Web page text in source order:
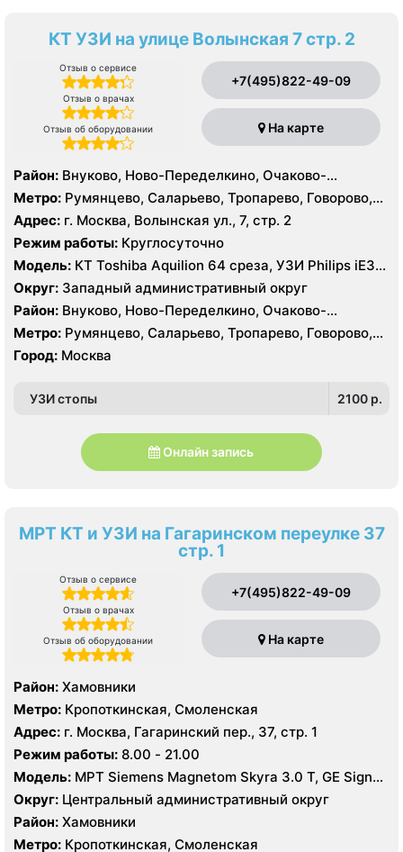
КТ УЗИ на улице Волынская 7 стр. 2
Отзыв о сервисе
Отзыв о врачах
Отзыв об оборудовании
+7(495)822-49-09
На карте
Район: Внуково, Ново-Переделкино, Очаково-
Матвеевское, Проспект Вернадского, Солнцево,
Тропарёво-Никулино
Метро: Румянцево, Саларьево, Тропарево, Говорово,
Рассказовка, Солнцево, Филатов Луг, Боровское
шоссе
Адрес: г. Москва, Волынская ул., 7, стр. 2
Режим работы: Круглосуточно
Модель: КТ Toshiba Aquilion 64 среза, УЗИ Philips iE33,
GE Logiq P6, Medison MySono U5
Округ: Западный административный округ
Район: Внуково, Ново-Переделкино, Очаково-
Матвеевское, Проспект Вернадского, Солнцево,
Тропарёво-Никулино
Метро: Румянцево, Саларьево, Тропарево, Говорово,
Рассказовка, Солнцево, Филатов Луг, Боровское
шоссе
Город: Москва
УЗИ стопы 2100 p.
Онлайн запись
МРТ КТ и УЗИ на Гагаринском переулке 37
стр. 1
Отзыв о сервисе
Отзыв о врачах
Отзыв об оборудовании
+7(495)822-49-09
На карте
Район: Хамовники
Метро: Кропоткинская, Смоленская
Адрес: г. Москва, Гагаринский пер., 37, стр. 1
Режим работы: 8.00 - 21.00
Модель: МРТ Siemens Magnetom Skyra 3.0 Т, GE Signa
HDx 1.5 T, КТ Siemens Somatom Difinition Flash 256
срезов, Phillips Brilliance 64 среза, УЗИ Philips HD15
Округ: Центральный административный округ
Район: Хамовники
Метро: Кропоткинская, Смоленская